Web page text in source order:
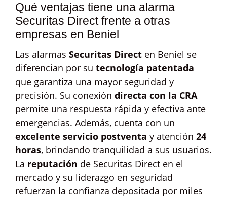
Qué ventajas tiene una alarma
Securitas Direct frente a otras
empresas en Beniel
Las alarmas Securitas Direct en Beniel se
diferencian por su tecnología patentada
que garantiza una mayor seguridad y
precisión. Su conexión directa con la CRA
permite una respuesta rápida y efectiva ante
emergencias. Además, cuenta con un
excelente servicio postventa y atención 24
horas, brindando tranquilidad a sus usuarios.
La reputación de Securitas Direct en el
mercado y su liderazgo en seguridad
refuerzan la confianza depositada por miles